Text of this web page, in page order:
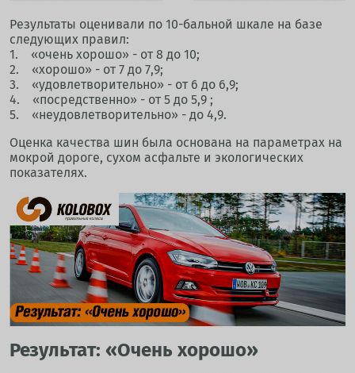
Результаты оценивали по 10-бальной шкале на базе
следующих правил:
1. «очень хорошо» - от 8 до 10;
2. «хорошо» - от 7 до 7,9;
3. «удовлетворительно» - от 6 до 6,9;
4. «посредственно» - от 5 до 5,9 ;
5. «неудовлетворительно» - до 4,9.
Оценка качества шин была основана на параметрах на
мокрой дороге, сухом асфальте и экологических
показателях.
Результат: «Очень хорошо»